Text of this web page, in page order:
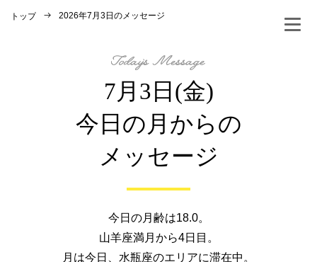
トップ 2026年7月3日のメッセージ
7月3日(金)
今日の月からの
メッセージ
今日の月齢は18.0。
山羊座満月から4日目。
月は今日、水瓶座のエリアに滞在中。